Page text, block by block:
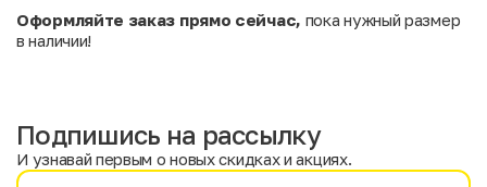
Оформляйте заказ прямо сейчас, пока нужный размер
в наличии!
Подпишись на рассылку
И узнавай первым о новых скидках и акциях.